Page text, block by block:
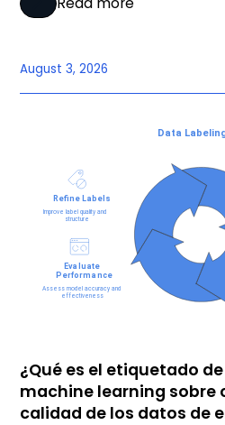
August 3, 2026
¿Qué es el etiquetado
machine learning sobre
calidad de los datos de